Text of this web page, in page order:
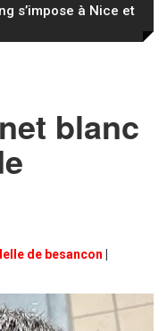
s’impose à Nice et
blanc
de besancon